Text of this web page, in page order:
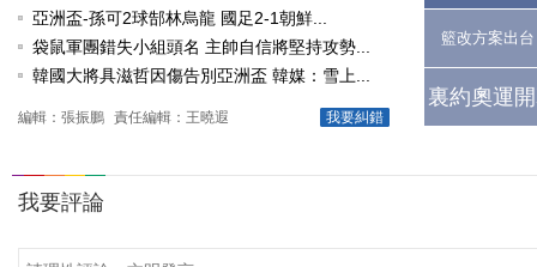
亞洲盃-孫可2球郜林烏龍 國足2-1朝鮮...
袋鼠軍團錯失小組頭名 主帥自信將堅持攻勢...
韓國大將具滋哲因傷告別亞洲盃 韓媒：雪上...
我要糾錯
編輯：張振鵬 責任編輯：王曉遐
籃改方案出台
裏約奧運